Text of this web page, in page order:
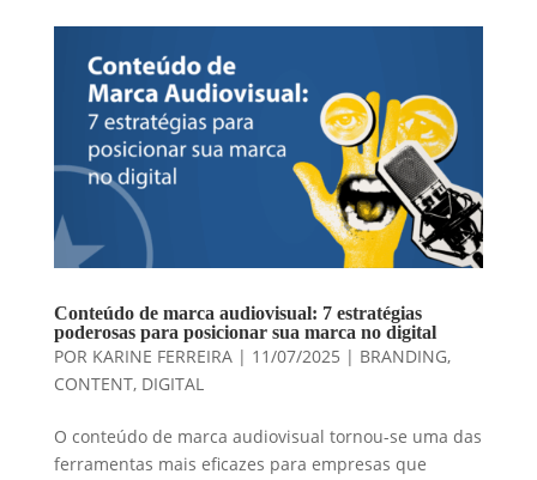
Conteúdo de marca audiovisual: 7 estratégias
poderosas para posicionar sua marca no digital
POR KARINE FERREIRA| 11/07/2025 | BRANDING,
CONTENT, DIGITAL
O conteúdo de marca audiovisual tornou-se uma das
ferramentas mais eficazes para empresas que